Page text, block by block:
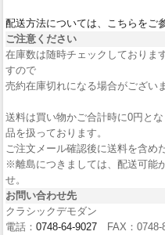
配送方法については、こちらをご
ご注意ください
在庫数は随時チェックしておりま
すので
売約在庫切れになる場合がござい
送料は買い物かご合計時に0円と
品を扱っております。
ご注文メール確認後に送料を含め
※離島につきましては、配送可能
せ。
お問い合わせ先
クラシックデモダン
電話： 0748-64-9027 FAX：0748-